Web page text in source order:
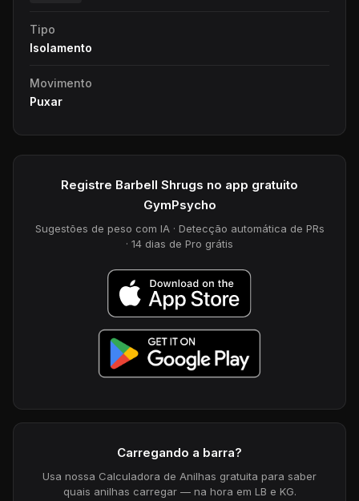
Tipo
Isolamento
Movimento
Puxar
Registre Barbell Shrugs no app gratuito
GymPsycho
Sugestões de peso com IA · Detecção automática de PRs
· 14 dias de Pro grátis
Carregando a barra?
Usa nossa Calculadora de Anilhas gratuita para saber
quais anilhas carregar — na hora em LB e KG.